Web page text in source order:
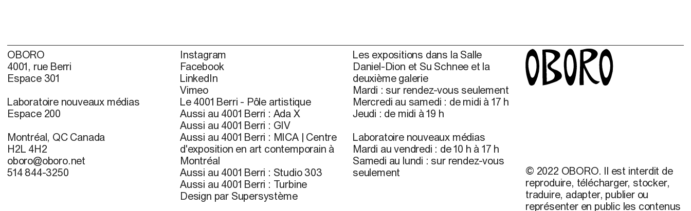
OBORO
4001, rue Berri
Espace 301
Laboratoire nouveaux médias
Espace 200
Montréal, QC Canada
H2L 4H2
oboro@oboro.net
514 844-3250
Instagram
Facebook
LinkedIn
Vimeo
Le 4001 Berri - Pôle artistique
Aussi au 4001 Berri : Ada X
Aussi au 4001 Berri : GIV
Aussi au 4001 Berri : MICA | Centre
d'exposition en art contemporain à
Montréal
Aussi au 4001 Berri : Studio 303
Aussi au 4001 Berri : Turbine
Design par Supersystème
Les expositions dans la Salle
Daniel-Dion et Su Schnee et la
deuxième galerie
Mardi : sur rendez-vous seulement
Mercredi au samedi : de midi à 17 h
Jeudi : de midi à 19 h
Laboratoire nouveaux médias
Mardi au vendredi : de 10 h à 17 h
Samedi au lundi : sur rendez-vous
seulement
© 2022 OBORO. Il est interdit de
reproduire, télécharger, stocker,
traduire, adapter, publier ou
représenter en public les contenus